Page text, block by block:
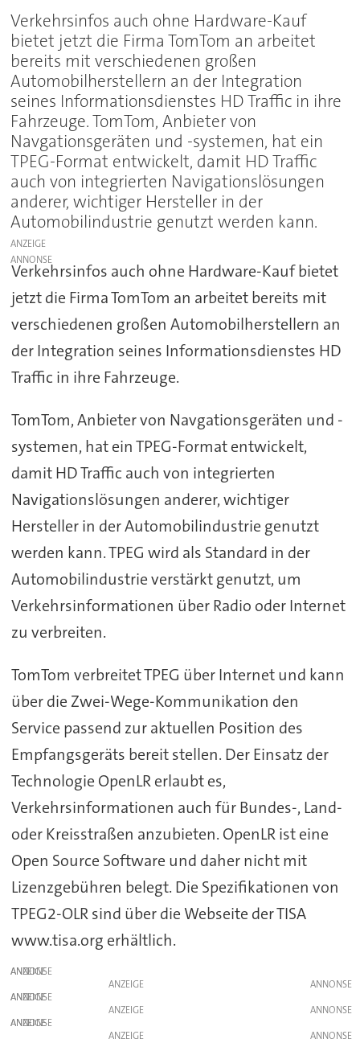
Verkehrsinfos auch ohne Hardware-Kauf
bietet jetzt die Firma TomTom an arbeitet
bereits mit verschiedenen großen
Automobilherstellern an der Integration
seines Informationsdienstes HD Traffic in ihre
Fahrzeuge. TomTom, Anbieter von
Navgationsgeräten und -systemen, hat ein
TPEG-Format entwickelt, damit HD Traffic
auch von integrierten Navigationslösungen
anderer, wichtiger Hersteller in der
Automobilindustrie genutzt werden kann.
ANZEIGE
Verkehrsinfos auch ohne Hardware-Kauf bietet
jetzt die Firma TomTom an arbeitet bereits mit
verschiedenen großen Automobilherstellern an
der Integration seines Informationsdienstes HD
Traffic in ihre Fahrzeuge.
TomTom, Anbieter von Navgationsgeräten und -
systemen, hat ein TPEG-Format entwickelt,
damit HD Traffic auch von integrierten
Navigationslösungen anderer, wichtiger
Hersteller in der Automobilindustrie genutzt
werden kann. TPEG wird als Standard in der
Automobilindustrie verstärkt genutzt, um
Verkehrsinformationen über Radio oder Internet
zu verbreiten.
TomTom verbreitet TPEG über Internet und kann
über die Zwei-Wege-Kommunikation den
Service passend zur aktuellen Position des
Empfangsgeräts bereit stellen. Der Einsatz der
Technologie OpenLR erlaubt es,
Verkehrsinformationen auch für Bundes-, Land-
oder Kreisstraßen anzubieten. OpenLR ist eine
Open Source Software und daher nicht mit
Lizenzgebühren belegt. Die Spezifikationen von
TPEG2-OLR sind über die Webseite der TISA
www.tisa.org erhältlich.
ANZEIGE
ANZEIGE
ANZEIGE
ANZEIGE
ANZEIGE
ANZEIGE